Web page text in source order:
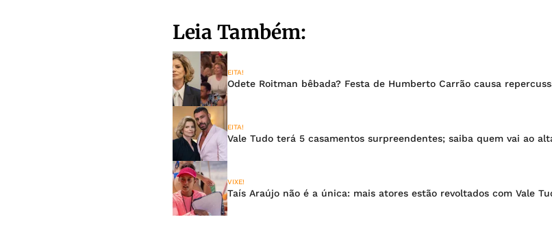
Leia Também:
EITA!
Odete Roitman bêbada? Festa de Humberto Carrão causa
EITA!
Vale Tudo terá 5 casamentos surpreendentes; saiba quem vai ao
VIXE!
Taís Araújo não é a única: mais atores estão revoltados com Vale